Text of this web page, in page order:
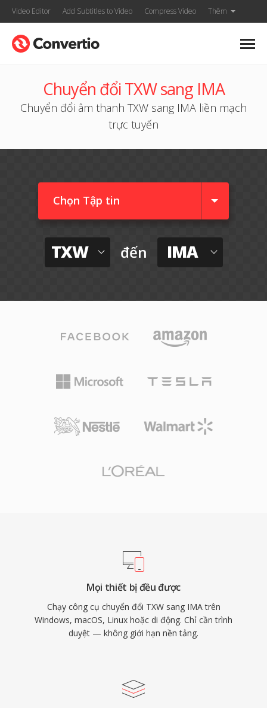
Video Editor Add Subtitles to Video Compress Video Thêm
Chuyển đổi TXW sang IMA
Chuyển đổi âm thanh TXW sang IMA liền mạch
trực tuyến
Chọn Tập tin
TXW đến IMA
Mọi thiết bị đều được
Chạy công cụ chuyển đổi TXW sang IMA trên
Windows, macOS, Linux hoặc di động. Chỉ cần trình
duyệt — không giới hạn nền tảng.